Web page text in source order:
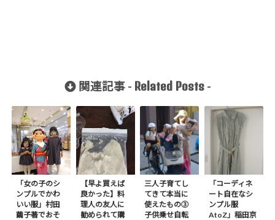
関連記事 - Related Posts-
「女の子のシ
ンプルでかわ
いい服」村田
繭子著でおそ
【早よ買えば
良かった】料
理人の友人に
勧められて購
三人子育てし
てきて本当に
使えたもの③
子供乗せ自転
「コーディネ
ート自在なシ
ンプル服
AtoZ」稲田京